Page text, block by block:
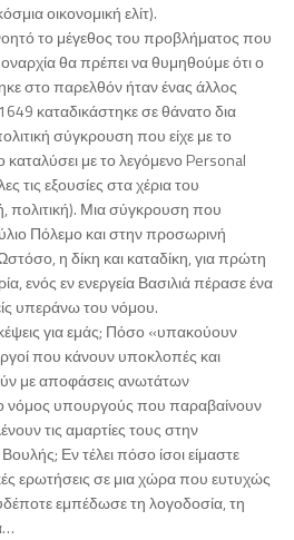
οικονομική ελίτ).
το μέγεθος του προβλήματος που
θα πρέπει να θυμηθούμε ότι ο
στο παρελθόν ήταν ένας άλλος
καταδικάστηκε σε θάνατο δια
σύγκρουση που είχε με το
καταλύσει με το λεγόμενο Personal
τις εξουσίες στα χέρια του
πολιτική). Μια σύγκρουση που
Πόλεμο και στην προσωρινή
η δίκη και καταδίκη, για πρώτη
ενός εν ενεργεία Βασιλιά πέρασε ένα
υπεράνω του νόμου.
για εμάς; Πόσο «υπακούουν
που κάνουν υποκλοπές και
με αποφάσεις ανωτάτων
νόμος υπουργούς που παραβαίνουν
τις αμαρτίες τους στην
Εν τέλει πόσο ίσοι είμαστε
ερωτήσεις σε μια χώρα που ευτυχώς
εμπέδωσε τη λογοδοσία, τη